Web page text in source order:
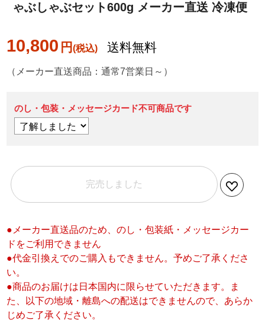
ゃぶしゃぶセット600g メーカー直送 冷凍便
10,800 円 送料無料
（メーカー直送商品：通常7営業日～）
のし・包装・メッセージカード不可商品です
完売しました
●メーカー直送品のため、のし・包装紙・メッセージカー
ドをご利用できません
●代金引換えでのご購入もできません。予めご了承くださ
い。
●商品のお届けは日本国内に限らせていただきます。ま
た、以下の地域・離島への配送はできませんので、あらか
じめご了承ください。